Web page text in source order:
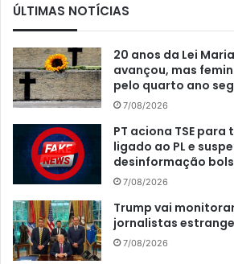
ÚLTIMAS NOTÍCIAS
20 anos da Lei
avançou, mas
pelo quarto ano
7/08/2026
PT aciona TSE
ligado ao PL e
desinformação
7/08/2026
Trump vai
jornalistas
7/08/2026